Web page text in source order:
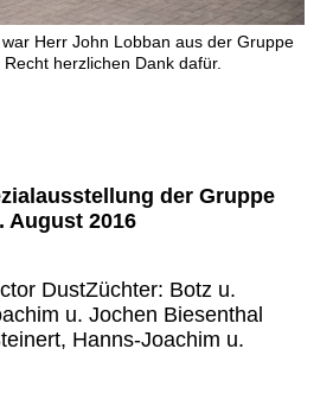
Herr John Lobban aus der Gruppe
herzlichen Dank dafür.
der Gruppe
August 2016
DustZüchter: Botz u.
u. Jochen Biesenthal
Hanns-Joachim u.